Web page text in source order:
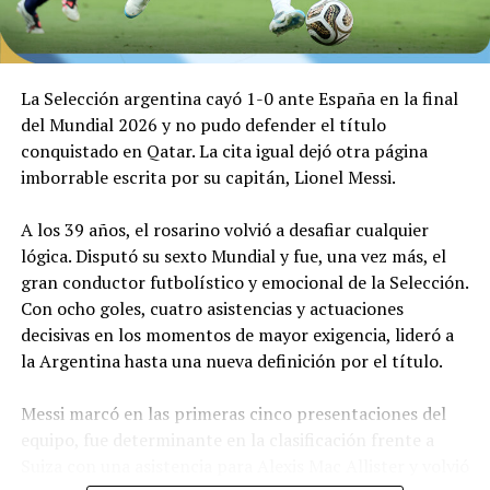
Dibu Martínez.
dos remates desde afuera del área de Rodri y de Cubarsí,
otra vez Dibu dijo presente para mantener el cero.
Sobre el final, Enzo Fernández vio la segunda amarilla y
suplementario, que llegó luego de una tremenda atajada
de Dibu luego de un tiro libre de Yamal.
Argentina aguantaba en el alargue con uno menos. Sin
embargo, una pelota cruzada al segundo palo encontró
Ferrán que decretó el 1-0.
La Selección argentina cayó 1-0 ante España en la final
del Mundial 2026 y no pudo defender el título
conquistado en Qatar. La cita igual dejó otra página
imborrable escrita por su capitán, Lionel Messi.
A los 39 años, el rosarino volvió a desafiar cualquier
lógica. Disputó su sexto Mundial y fue, una vez más, el
gran conductor futbolístico y emocional de la Selección.
Con ocho goles, cuatro asistencias y actuaciones
decisivas en los momentos de mayor exigencia, lideró a
la Argentina hasta una nueva definición por el título.
Messi marcó en las primeras cinco presentaciones del